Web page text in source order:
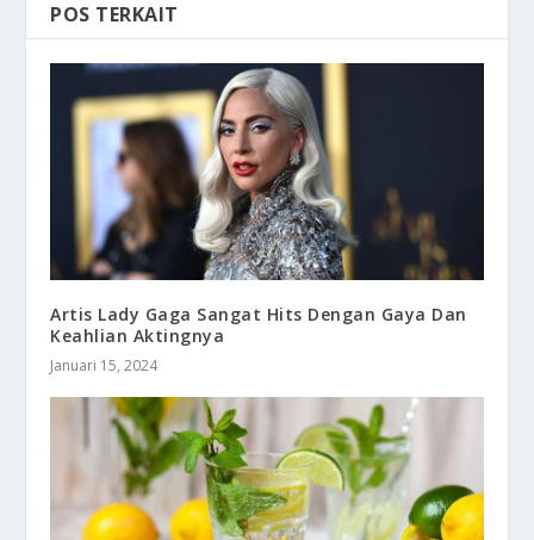
POS TERKAIT
Artis Lady Gaga Sangat Hits Dengan Gaya Dan
Keahlian Aktingnya
Januari 15, 2024